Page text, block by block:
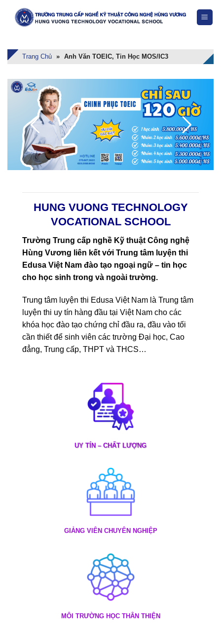
Trang Chủ » Anh Văn TOEIC, Tin Học MOS/IC3
HUNG VUONG TECHNOLOGY
VOCATIONAL SCHOOL
Trường Trung cấp nghề Kỹ thuật Công nghệ
Hùng Vương liên kết với Trung tâm luyện thi
Edusa Việt Nam đào tạo ngoại ngữ – tin học
cho học sinh trong và ngoài trường.
Trung tâm luyện thi Edusa Việt Nam là Trung tâm
luyện thi uy tín hàng đầu tại Việt Nam cho các
khóa học đào tạo chứng chỉ đầu ra, đầu vào tối
cần thiết để sinh viên các trường Đại học, Cao
đẳng, Trung cấp, THPT và THCS…
UY TÍN – CHẤT LƯỢNG
GIẢNG VIÊN CHUYÊN NGHIỆP
MÔI TRƯỜNG HỌC THÂN THIỆN